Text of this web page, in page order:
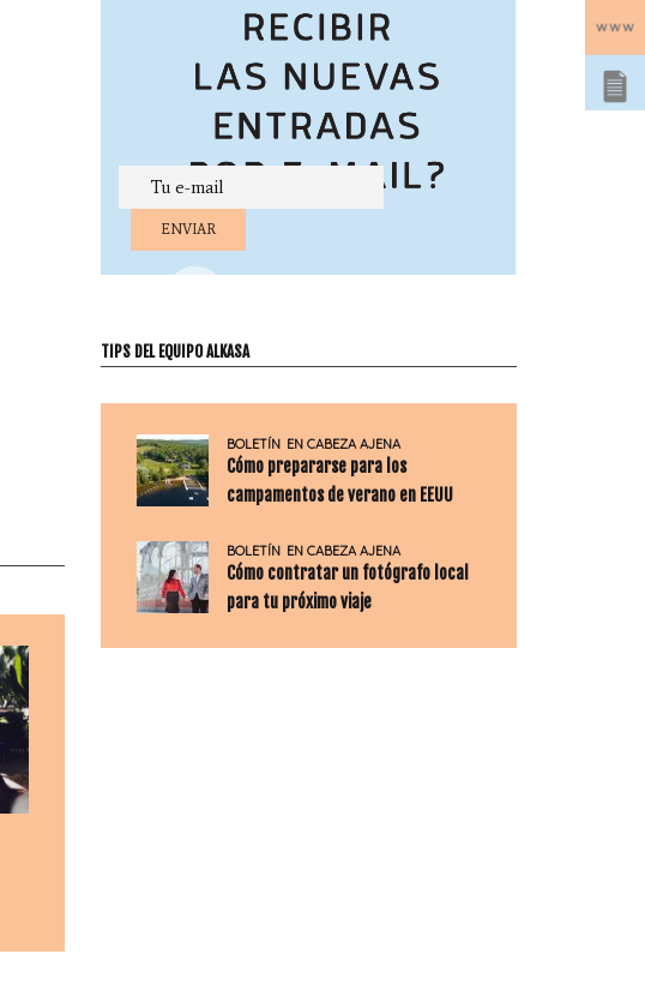
TIPS DEL EQUIPO ALKASA
BOLETÍN EN CABEZA AJENA
Cómo prepararse para los
campamentos de verano en EEUU
BOLETÍN EN CABEZA AJENA
Cómo contratar un fotógrafo local
para tu próximo viaje